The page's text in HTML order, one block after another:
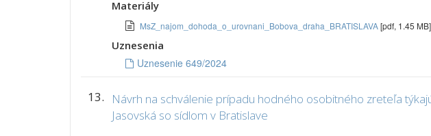
Materiály
MsZ_najom_dohoda_o_urovnani_Bobova_draha_BRATISLAVA[pdf, 1.45 MB]
Uznesenia
Uznesenie 649/2024
13.
Návrh na schválenie prípadu hodného osobitného zreteľa
Jasovská so sídlom v Bratislave